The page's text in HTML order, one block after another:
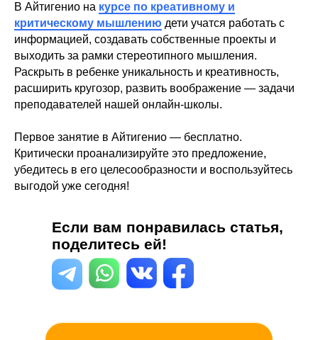
В Айтигенио на курсе по креативному и
критическому мышлению дети учатся работать с
информацией, создавать собственные проекты и
выходить за рамки стереотипного мышления.
Раскрыть в ребенке уникальность и креативность,
расширить кругозор, развить воображение — задачи
преподавателей нашей онлайн-школы.
Первое занятие в Айтигенио — бесплатно.
Критически проанализируйте это предложение,
убедитесь в его целесообразности и воспользуйтесь
выгодой уже сегодня!
Если вам понравилась статья,
поделитесь ей!